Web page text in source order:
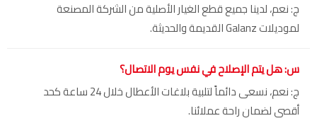
ج: نعم، لدينا جميع قطع الغيار الأصلية من الشركة المصنعة
لموديلات Galanz القديمة والحديثة.
س: هل يتم الإصلاح في نفس يوم الاتصال؟
ج: نعم، نسعى دائماً لتلبية بلاغات الأعطال خلال 24 ساعة كحد
أقصى لضمان راحة عملائنا.